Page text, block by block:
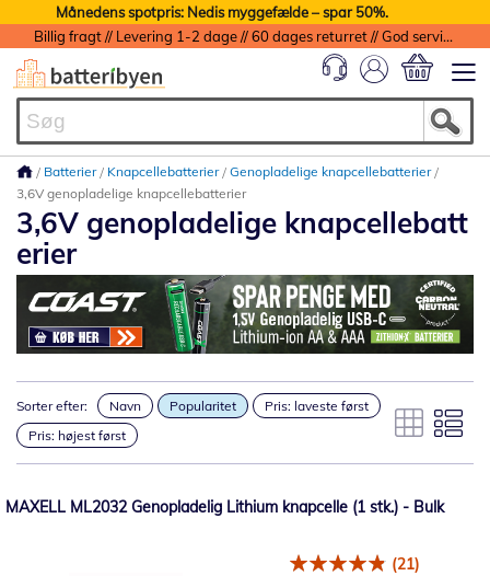
Månedens spotpris: Nedis myggefælde – spar 50%.
Billig fragt // Levering 1-2 dage // 60 dages returret // God service med garanti
Batterier Knapcellebatterier Genopladelige knapcellebatterier
3,6V genopladelige knapcellebatterier
3,6V genopladelige knapcellebatt
erier
Sorter efter: Navn Popularitet
Pris: laveste først
Pris: højest først
MAXELL ML2032 Genopladelig Lithium knapcelle (1 stk.) - Bulk
(21)